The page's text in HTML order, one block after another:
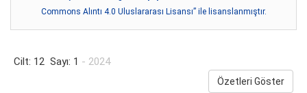
Commons Alıntı 4.0 Uluslararası Lisansı” ile lisanslanmıştır.
Cilt: 12 Sayı: 1 - 2024
Özetleri Göster